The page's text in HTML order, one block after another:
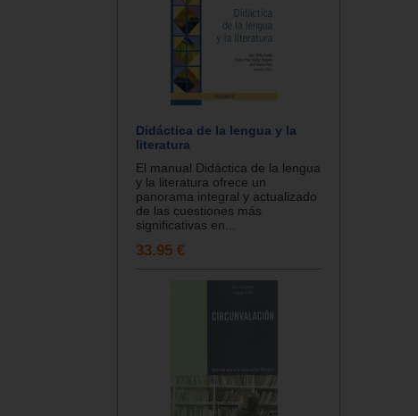
Didáctica de la lengua y la
literatura
El manual Didáctica de la lengua
y la literatura ofrece un
panorama integral y actualizado
de las cuestiones más
significativas en...
33.95 €